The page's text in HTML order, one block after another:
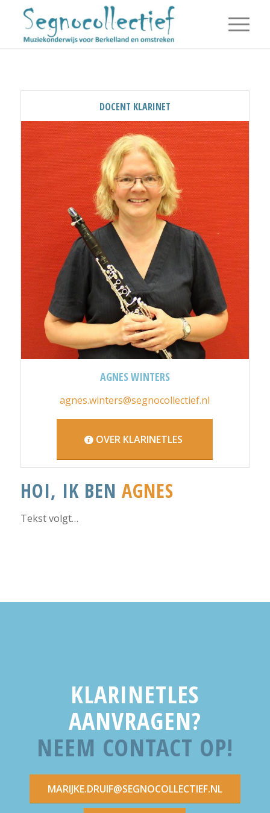
DOCENT KLARINET
AGNES WINTERS
agnes.winters@segnocollectief.nl
OVER KLARINETLES
HOI, IK BEN AGNES
Tekst volgt…
KLARINETLES
AANVRAGEN?
NEEM CONTACT OP!
MARIJKE.DRUIF@SEGNOCOLLECTIEF.NL